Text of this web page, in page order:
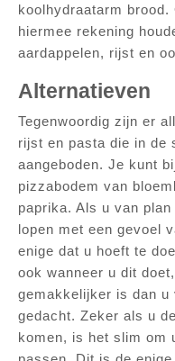
koolhydraatarm
hiermee rekening
aardappelen, rijst en
Alternatieven
Tegenwoordig zijn er
rijst en pasta die in de
aangeboden. Je kunt
pizzabodem van
paprika. Als u van
lopen met een gevoel
enige dat u hoeft te
ook wanneer u dit
gemakkelijker is dan u
gedacht. Zeker als u
komen, is het slim om